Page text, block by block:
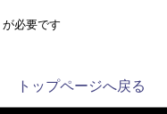
が必要です
トップページへ戻る